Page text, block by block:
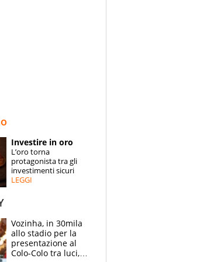
Investire in oro
L’oro torna
protagonista tra gli
investimenti sicuri
LEGGI
Vozinha, in 30mila
allo stadio per la
presentazione al
Colo-Colo tra luci,